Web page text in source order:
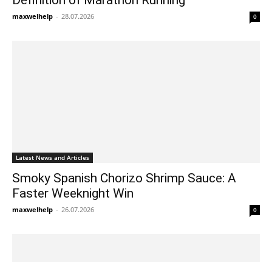
maxwelhelp - 28.07.2026 0
Latest News and Articles
Smoky Spanish Chorizo Shrimp Sauce: A
Faster Weeknight Win
maxwelhelp - 26.07.2026 0